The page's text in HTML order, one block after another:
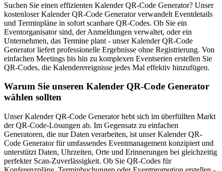
Suchen Sie einen effizienten Kalender QR-Code Generator? Unser
kostenloser Kalender QR-Code Generator verwandelt Eventdetails
und Terminpläne in sofort scanbare QR-Codes. Ob Sie ein
Eventorganisator sind, der Anmeldungen verwaltet, oder ein
Unternehmen, das Termine plant - unser Kalender QR-Code
Generator liefert professionelle Ergebnisse ohne Registrierung. Von
einfachen Meetings bis hin zu komplexen Eventserien erstellen Sie
QR-Codes, die Kalenderereignisse jedes Mal effektiv hinzufügen.
Warum Sie unseren Kalender QR-Code Generator
wählen sollten
Unser Kalender QR-Code Generator hebt sich im überfüllten Markt
der QR-Code-Lösungen ab. Im Gegensatz zu einfachen
Generatoren, die nur Daten verarbeiten, ist unser Kalender QR-
Code Generator für umfassendes Eventmanagement konzipiert und
unterstützt Daten, Uhrzeiten, Orte und Erinnerungen bei gleichzeitig
perfekter Scan-Zuverlässigkeit. Ob Sie QR-Codes für